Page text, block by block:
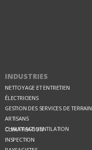
INDUSTRIES
NETTOYAGE ET ENTRETIEN
ÉLECTRICIENS
GESTION DES SERVICES DE TERRAIN
ARTISANS
CHAUFFAGE VENTILATION CLIMATISATION
INSPECTION